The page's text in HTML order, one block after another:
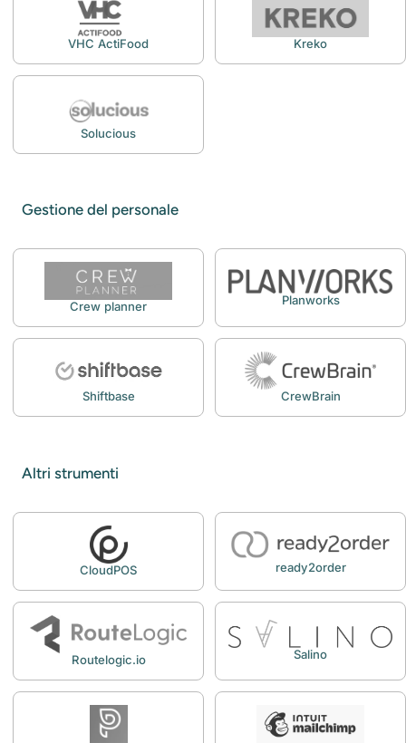
VHC ActiFood Kreko
Solucious
Gestione del personale
Crew planner Planworks
Shiftbase CrewBrain
Altri strumenti
CloudPOS ready2order
Routelogic.io Salino